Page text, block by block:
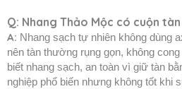
Q: Nhang Thảo Mộc có cuộn
A: Nhang sạch tự nhiên không dùng
nên tàn thường rụng gọn, không
biết nhang sạch, an toàn vì giữ tàn
nghiệp phổ biến nhưng không tốt khi